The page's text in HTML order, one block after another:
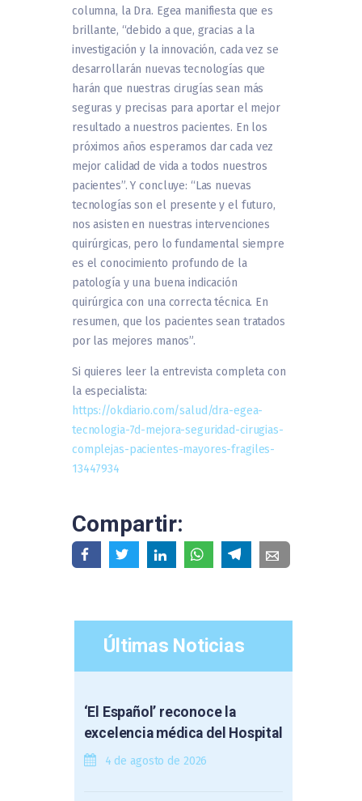
columna, la Dra. Egea manifiesta que es
brillante, “debido a que, gracias a la
investigación y la innovación, cada vez se
desarrollarán nuevas tecnologías que
harán que nuestras cirugías sean más
seguras y precisas para aportar el mejor
resultado a nuestros pacientes. En los
próximos años esperamos dar cada vez
mejor calidad de vida a todos nuestros
pacientes”. Y concluye: “Las nuevas
tecnologías son el presente y el futuro,
nos asisten en nuestras intervenciones
quirúrgicas, pero lo fundamental siempre
es el conocimiento profundo de la
patología y una buena indicación
quirúrgica con una correcta técnica. En
resumen, que los pacientes sean tratados
por las mejores manos”.
Si quieres leer la entrevista completa con
la especialista:
https://okdiario.com/salud/dra-egea-
tecnologia-7d-mejora-seguridad-cirugias-
complejas-pacientes-mayores-fragiles-
13447934
Compartir:
Últimas Noticias
‘El Español’ reconoce la
excelencia médica del Hospital
4 de agosto de 2026